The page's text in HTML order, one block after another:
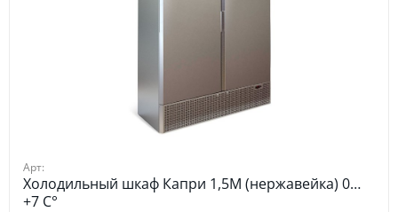
Арт:
Холодильный шкаф Капри 1,5М (нержавейка) 0…
+7 C°